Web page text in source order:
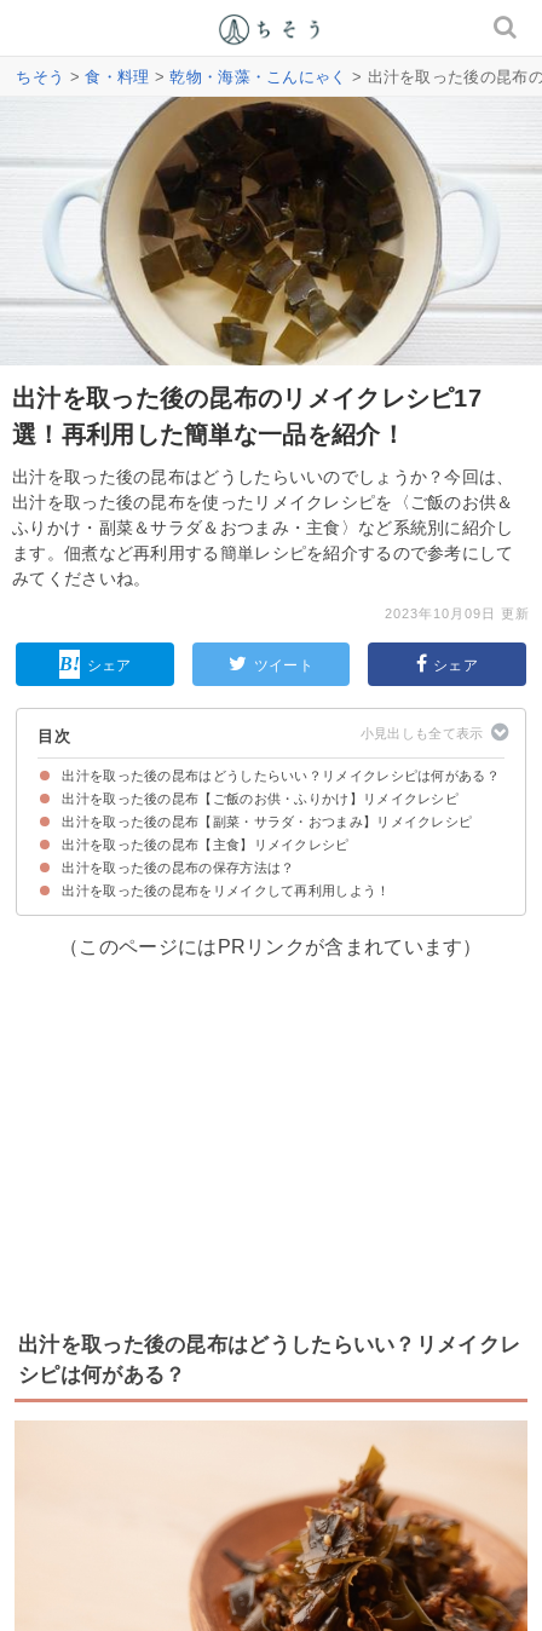
ちそう >食・料理 >乾物・海藻・こんにゃく > 出汁を取った後の昆布
出汁を取った後の昆布のリメイクレシピ17
選！再利用した簡単な一品を紹介！
出汁を取った後の昆布はどうしたらいいのでしょうか？今回は、
出汁を取った後の昆布を使ったリメイクレシピを〈ご飯のお供＆
ふりかけ・副菜＆サラダ＆おつまみ・主食〉など系統別に紹介し
ます。佃煮など再利用する簡単レシピを紹介するので参考にして
みてくださいね。
2023年10月09日 更新
シェア ツイート シェア
目次
出汁を取った後の昆布はどうしたらいい？リメイクレシピは何がある？
出汁を取った後の昆布【ご飯のお供・ふりかけ】リメイクレシピ
①出汁を取った後の昆布と鰹節のふりかけ
②出汁を取った後の昆布の佃煮
③簡単リメイク塩昆布
④出汁を取った後の昆布と五目豆の佃煮
⑤出汁を取った後の昆布とすだちの皮のふりかけ
⑥出汁を取った後の昆布でカレー風味のふりかけ
⑦出汁を取った後の昆布とツナの味噌和え
出汁を取った後の昆布【副菜・サラダ・おつまみ】リメイクレシピ
①出汁を取った後の昆布と野菜天の煮物
②出汁を取った後の昆布と人参の炒め煮
③そのまま食べる酢昆布
④出汁を取った後の昆布と大根の皮のかき揚げ
⑤出汁を取った後の昆布と鰹節の煮物
⑥出汁を取った後の昆布で大根サラダ
出汁を取った後の昆布【主食】リメイクレシピ
①出汁を取った後の昆布でイカめし
②人気の活用アイデア炊き込みご飯
③出汁を取った後の昆布ときのこの和風パスタ
④出汁を取った後の昆布でカレーライス
出汁を取った後の昆布の保存方法は？
出汁を取った後の昆布は冷凍で保存する
出汁を取った後の昆布をリメイクして再利用しよう！
（このページにはPRリンクが含まれています）
出汁を取った後の昆布はどうしたらいい？リメイクレ
シピは何がある？